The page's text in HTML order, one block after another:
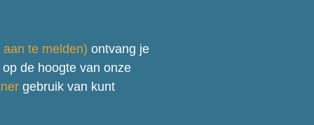
te melden) ontvang je
de hoogte van onze
gebruik van kunt